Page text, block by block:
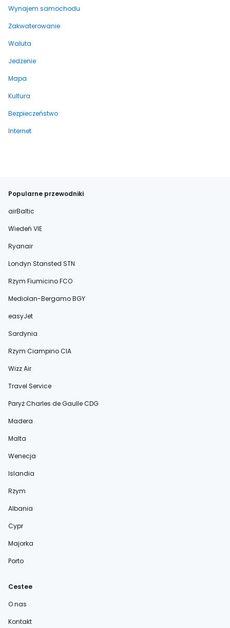
Wynajem samochodu
Zakwaterowanie
Waluta
Jedzenie
Mapa
Kultura
Bezpieczeństwo
Internet
Popularne przewodniki
airBaltic
Wiedeń VIE
Ryanair
Londyn Stansted STN
Rzym Fiumicino FCO
Mediolan-Bergamo BGY
easyJet
Sardynia
Rzym Ciampino CIA
Wizz Air
Travel Service
Paryż Charles de Gaulle CDG
Madera
Malta
Wenecja
Islandia
Rzym
Albania
Cypr
Majorka
Porto
Cestee
O nas
Kontakt